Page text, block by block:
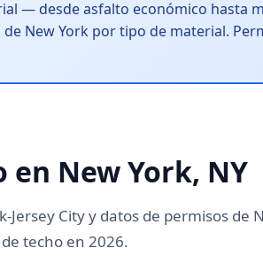
— desde asfalto económico hasta
New York por tipo de material.
en New York, NY
City y datos de permisos de
techo en 2026.